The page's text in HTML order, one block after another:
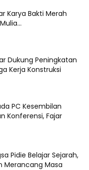
Karya Bakti Merah
Dukung Peningkatan
Kerja Konstruksi
PC Kesembilan
Konferensi, Fajar
Pidie Belajar Sejarah,
Merancang Masa